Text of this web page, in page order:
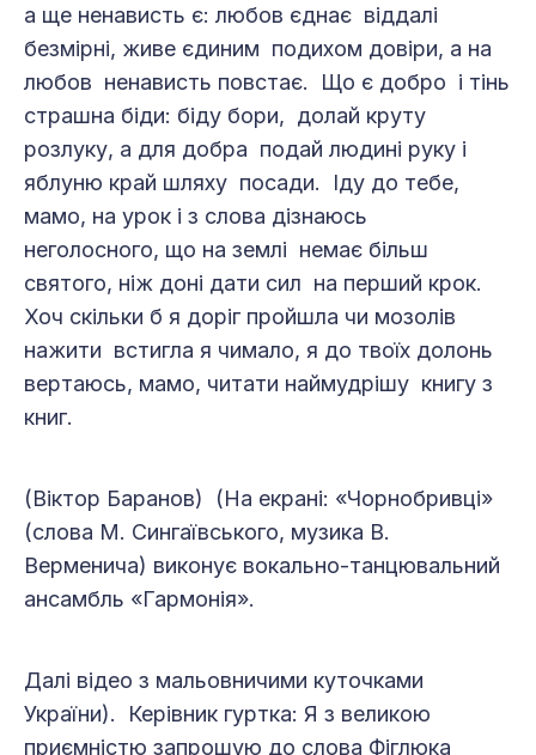
а ще ненависть є: любов єднає віддалі
безмірні, живе єдиним подихом довіри, а на
любов ненависть повстає. Що є добро і тінь
страшна біди: біду бори, долай круту
розлуку, а для добра подай людині руку і
яблуню край шляху посади. Іду до тебе,
мамо, на урок і з слова дізнаюсь
неголосного, що на землі немає більш
святого, ніж доні дати сил на перший крок.
Хоч скільки б я доріг пройшла чи мозолів
нажити встигла я чимало, я до твоїх долонь
вертаюсь, мамо, читати наймудрішу книгу з
книг.
(Віктор Баранов) (На екрані: «Чорнобривці»
(слова М. Сингаївського, музика В.
Верменича) виконує вокально-танцювальний
ансамбль «Гармонія».
Далі відео з мальовничими куточками
України). Керівник гуртка: Я з великою
приємністю запрошую до слова Фіглюка